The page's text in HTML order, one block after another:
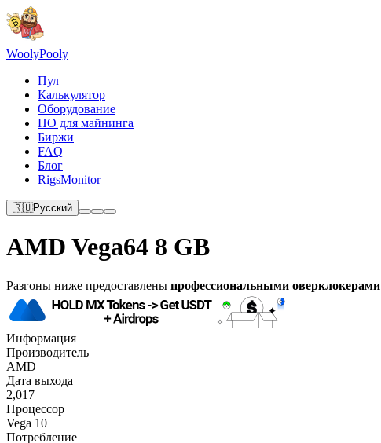
WoolyPooly
Пул
Калькулятор
Оборудование
ПО для майнинга
Биржи
FAQ
Блог
RigsMonitor
🇷🇺Русский
AMD Vega64 8 GB
Разгоны ниже предоставлены профессиональными оверклокерами
Информация
Производитель
AMD
Дата выхода
2,017
Процессор
Vega 10
Потребление